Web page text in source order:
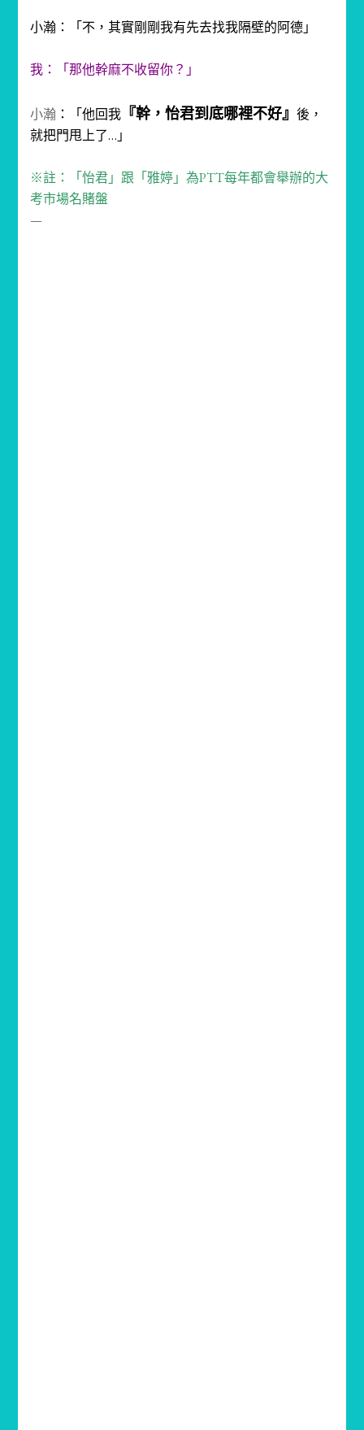
小瀚：「不，其實剛剛我有先去找我隔壁的阿德」
我：「那他幹麻不收留你？」
小瀚 ：「他回我 『幹，怡君到底哪裡不好』後，
就把門甩上了…」
※註：「怡君」跟「雅婷」為PTT每年都會舉辦的大
考市場名賭盤
—